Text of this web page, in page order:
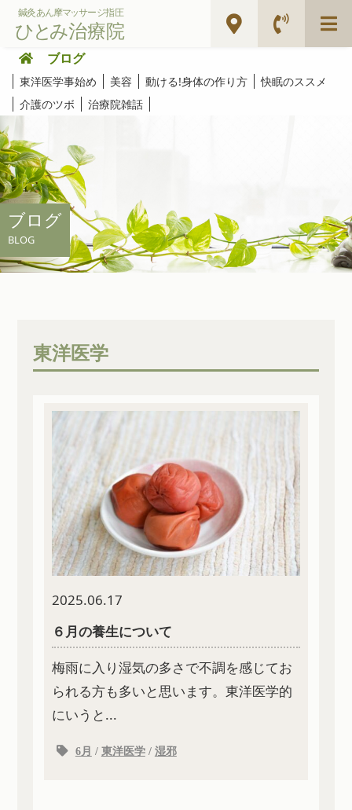
ブログ
東洋医学事始め 美容 動ける!身体の作り方
快眠のススメ
介護のツボ
治療院雑話
ブログ
BLOG
東洋医学
2025.06.17
６月の養生について
梅雨に入り湿気の多さで不調を感じてお
られる方も多いと思います。東洋医学的
にいうと...
6月 / 東洋医学/ 湿邪